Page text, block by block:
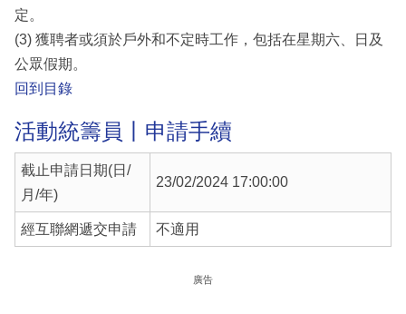
定。
(3) 獲聘者或須於戶外和不定時工作，包括在星期六、日及
公眾假期。
回到目錄
活動統籌員丨申請手續
截止申請日期(日/
月/年)
23/02/2024 17:00:00
經互聯網遞交申請 不適用
廣告